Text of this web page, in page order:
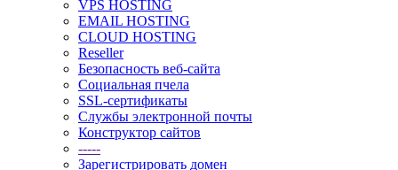
VPS HOSTING
EMAIL HOSTING
CLOUD HOSTING
Reseller
Безопасность веб-сайта
Социальная пчела
SSL-сертификаты
Службы электронной почты
Конструктор сайтов
-----
Зарегистрировать домен